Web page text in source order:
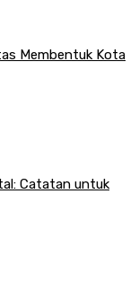
Membentuk Kota
Catatan untuk